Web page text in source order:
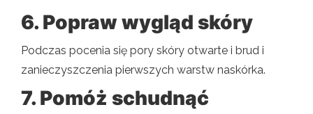
6. Popraw wygląd skóry
Podczas pocenia się pory skóry otwarte i brud i
zanieczyszczenia pierwszych warstw naskórka.
7. Pomóż schudnąć